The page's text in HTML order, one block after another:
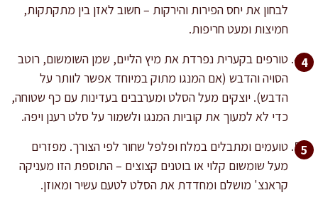
לבחון את יחס הפירות והירקות – חשוב לאזן בין מתקתקות,
חמיצות ומעט חריפות.
טורפים בקערית נפרדת את מיץ הליים, שמן השומשום, רוטב
הסויה והדבש (אם המנגו מתוק במיוחד אפשר לוותר על
הדבש). יוצקים מעל הסלט ומערבבים בעדינות עם כף שטוחה,
כדי לא למעוך את קוביות המנגו ולשמור על סלט רענן ויפה.
טועמים ומתבלים במלח ופלפל שחור לפי הצורך. מפזרים
מעל שומשום קלוי או בוטנים קצוצים – התוספת הזו מעניקה
קראנצ' מושלם ומחדדת את הסלט לטעם עשיר ומאוזן.